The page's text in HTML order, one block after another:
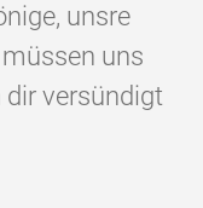
unsre
uns
versündigt